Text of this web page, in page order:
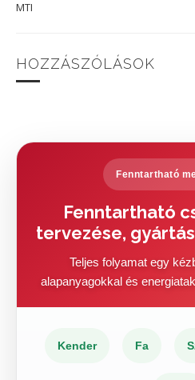
MTI
HOZZÁSZÓLÁSOK
Fenntartható
Fenntartható
tervezése,
Teljes folyamat egy
alapanyagokkal és
Kender Fa